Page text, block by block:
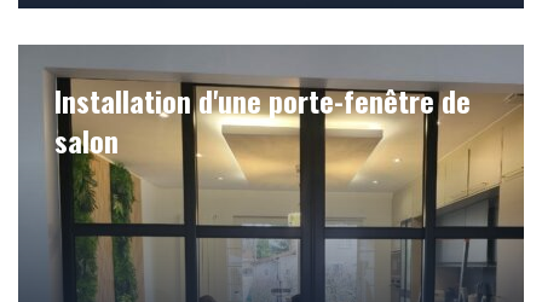
Installation d'une porte-fenêtre de
salon